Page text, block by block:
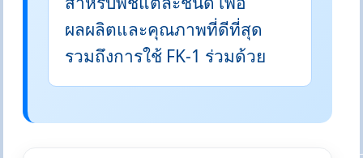
ผลผลิตและคุณภาพที่ดีที่สุด
รวมถึงการใช้ FK-1 ร่วมด้วย